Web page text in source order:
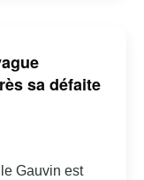
sa défaite
Gauvin est